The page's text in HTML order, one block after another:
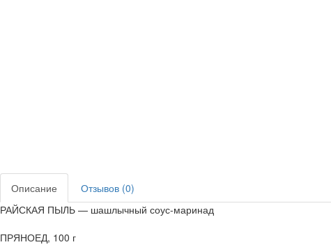
Описание
Отзывов (0)
РАЙСКАЯ ПЫЛЬ — шашлычный соус-маринад
ПРЯНОЕД, 100 г